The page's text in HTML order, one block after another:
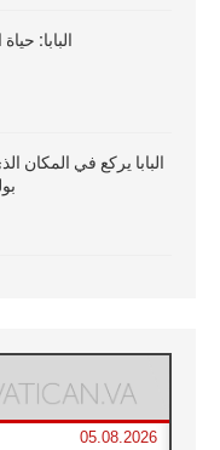
البابا:
البابا يركع في المكان
05.08.2026